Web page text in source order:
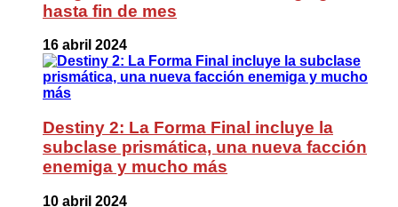
hasta fin de mes
16 abril 2024
Destiny 2: La Forma Final incluye la
subclase prismática, una nueva facción
enemiga y mucho más
10 abril 2024